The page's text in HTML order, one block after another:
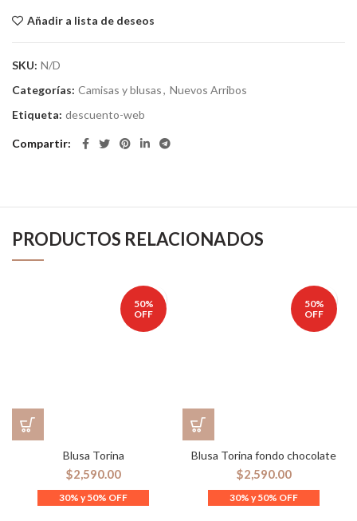
Añadir a lista de deseos
SKU: N/D
Categorías: Camisas y blusas, Nuevos Arribos
Etiqueta: descuento-web
Compartir
PRODUCTOS RELACIONADOS
50%
OFF
Blusa Torina
$2,590.00
50%
OFF
Blusa Torina fondo chocolate
$2,590.00